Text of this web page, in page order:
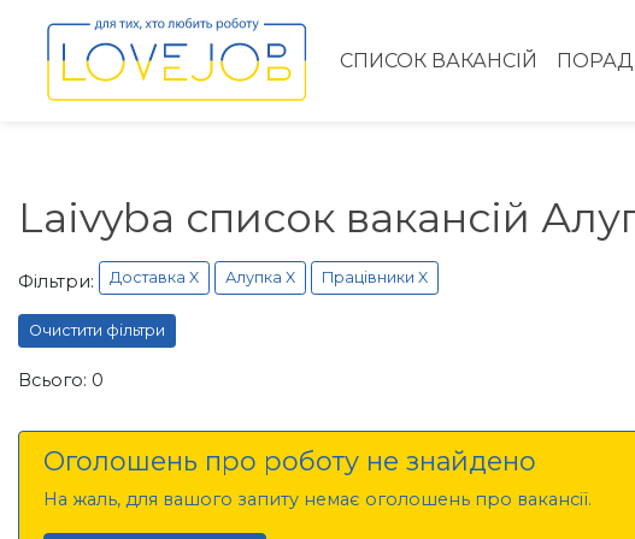
СПИСОК ВАКАНСІЙ
Laivyba список вакансій
Фільтри: Доставка X Алупка X Працівники X
Очистити фільтри
Всього: 0
Оголошень про роботу не знайдено
На жаль, для вашого запиту немає оголошень про вакансії.